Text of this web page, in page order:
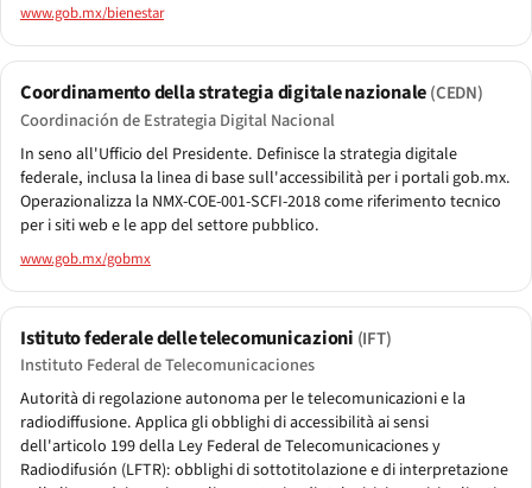
www.gob.mx/bienestar
Coordinamento della strategia digitale nazionale(CEDN)
Coordinación de Estrategia Digital Nacional
In seno all'Ufficio del Presidente. Definisce la strategia digitale
federale, inclusa la linea di base sull'accessibilità per i portali gob.mx.
Operazionalizza la NMX-COE-001-SCFI-2018 come riferimento tecnico
per i siti web e le app del settore pubblico.
www.gob.mx/gobmx
Istituto federale delle telecomunicazioni (IFT)
Instituto Federal de Telecomunicaciones
Autorità di regolazione autonoma per le telecomunicazioni e la
radiodiffusione. Applica gli obblighi di accessibilità ai sensi
dell'articolo 199 della Ley Federal de Telecomunicaciones y
Radiodifusión (LFTR): obblighi di sottotitolazione e di interpretazione